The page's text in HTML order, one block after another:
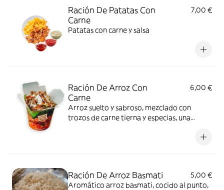
Ración De Patatas Con
Carne
7,00 €
Patatas con carne y salsa
Ración De Arroz Con
Carne
6,00 €
Arroz suelto y sabroso, mezclado con
trozos de carne tierna y especias, una
Ración De Arroz Basmati
5,00 €
Aromático arroz basmati, cocido al punto,